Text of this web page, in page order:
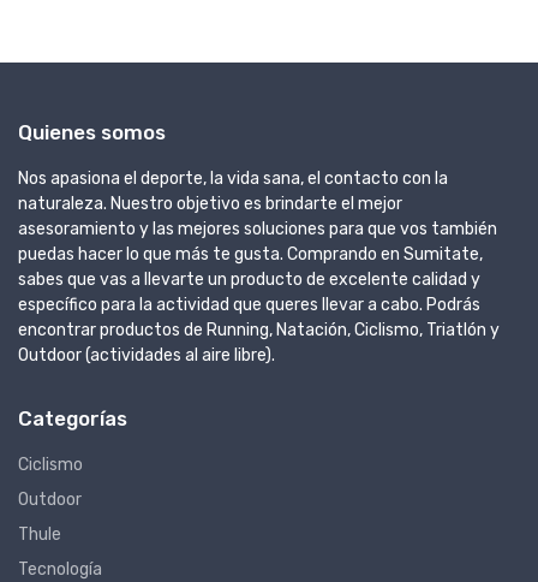
Quienes somos
Nos apasiona el deporte, la vida sana, el contacto con la
naturaleza. Nuestro objetivo es brindarte el mejor
asesoramiento y las mejores soluciones para que vos también
puedas hacer lo que más te gusta. Comprando en Sumitate,
sabes que vas a llevarte un producto de excelente calidad y
específico para la actividad que queres llevar a cabo. Podrás
encontrar productos de Running, Natación, Ciclismo, Triatlón y
Outdoor (actividades al aire libre).
Categorías
Ciclismo
Outdoor
Thule
Tecnología